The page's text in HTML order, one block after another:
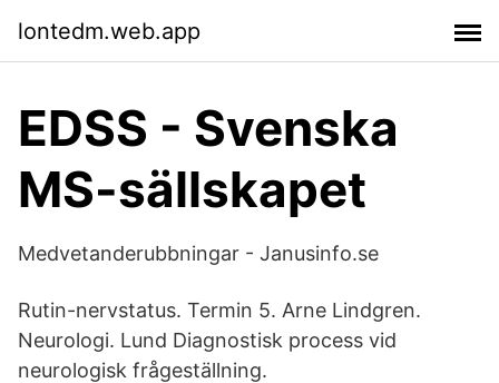
lontedm.web.app
EDSS - Svenska
MS-sällskapet
Medvetanderubbningar - Janusinfo.se
Rutin-nervstatus. Termin 5. Arne Lindgren.
Neurologi. Lund Diagnostisk process vid
neurologisk frågeställning.